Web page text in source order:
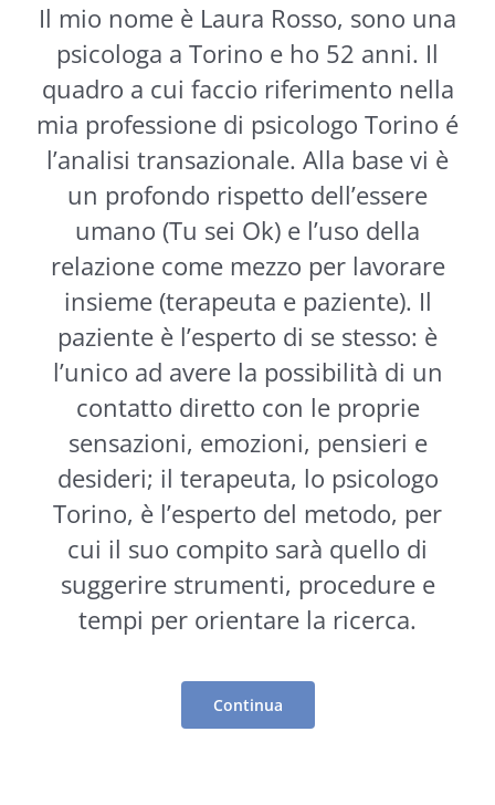
Il mio nome è Laura Rosso, sono una
psicologa a Torino e ho 52 anni. Il
quadro a cui faccio riferimento nella
mia professione di psicologo Torino é
l’analisi transazionale. Alla base vi è
un profondo rispetto dell’essere
umano (Tu sei Ok) e l’uso della
relazione come mezzo per lavorare
insieme (terapeuta e paziente). Il
paziente è l’esperto di se stesso: è
l’unico ad avere la possibilità di un
contatto diretto con le proprie
sensazioni, emozioni, pensieri e
desideri; il terapeuta, lo psicologo
Torino, è l’esperto del metodo, per
cui il suo compito sarà quello di
suggerire strumenti, procedure e
tempi per orientare la ricerca.
Continua